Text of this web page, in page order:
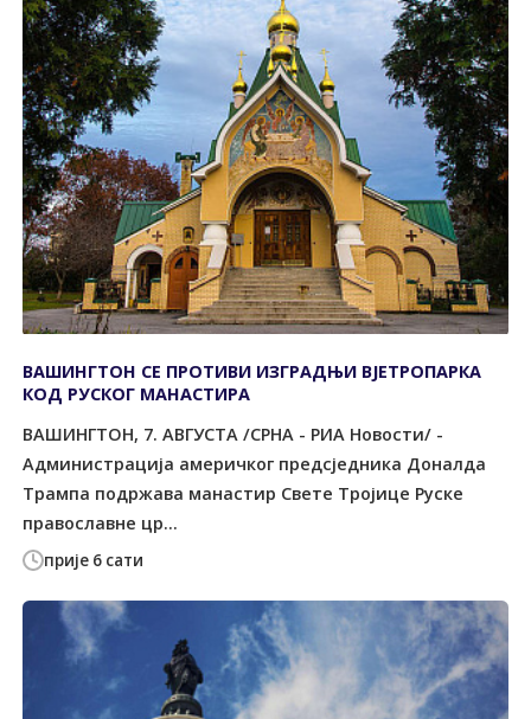
прије 6 сати
ВАШИНГТОН СЕ ПРОТИВИ ИЗГРАДЊИ ВЈЕТРОПАРКА
КОД РУСКОГ МАНАСТИРА
ВАШИНГТОН, 7. АВГУСТА /СРНА - РИА Новости/ -
Администрација америчког предсједника Доналда
Трампа подржава манастир Свете Тројице Руске
православне цр...